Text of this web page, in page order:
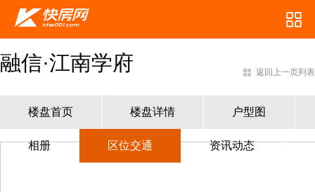
融信·江南学府 返回上一页列表
楼盘首页 楼盘详情 户型图
相册 区位交通 资讯动态